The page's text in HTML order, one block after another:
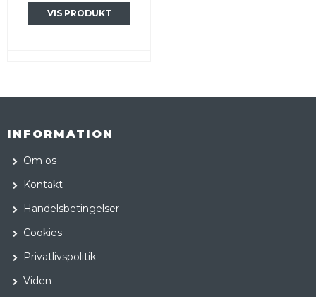
VIS PRODUKT
INFORMATION
Om os
Kontakt
Handelsbetingelser
Cookies
Privatlivspolitik
Viden